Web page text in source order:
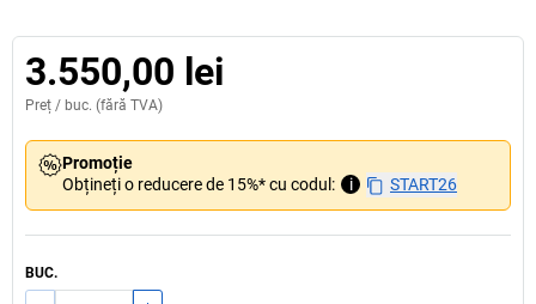
3.550,00 lei
Preț / buc. (fără TVA)
Promoție
Obțineți o reducere de 15%* cu codul:
i START26
BUC.